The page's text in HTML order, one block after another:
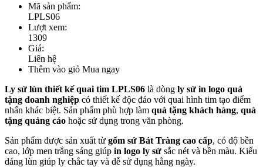
Mã sản phẩm:
LPLS06
Lượt xem:
1309
Giá:
Liên hệ
Thêm vào giỏ Mua ngay
Ly sứ lùn thiết kế quai tim LPLS06 là dòng ly sứ in logo quà
tặng doanh nghiệp có thiết kế độc đáo với quai hình tim tạo điểm
nhấn khác biệt. Sản phẩm phù hợp làm quà tặng khách hàng, quà
tặng quảng cáo hoặc sử dụng trong văn phòng.
Sản phẩm được sản xuất từ gốm sứ Bát Tràng cao cấp, có độ bền
cao, lớp men trắng sáng giúp in logo ly sứ sắc nét và bền màu. Kiểu
dáng lùn giúp ly chắc tay và dễ sử dụng hằng ngày.